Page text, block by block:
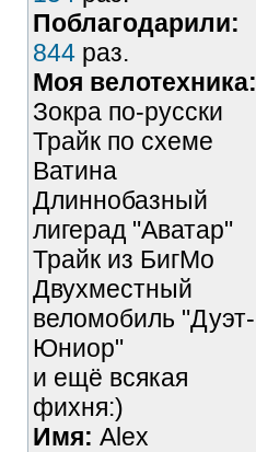
Поблагодарили:
844 раз.
Моя велотехника:
Зокра по-русски
Трайк по схеме
Ватина
Длиннобазный
лигерад "Аватар"
Трайк из БигМо
Двухместный
веломобиль "Дуэт-
Юниор"
и ещё всякая
фихня:)
Имя: Alex